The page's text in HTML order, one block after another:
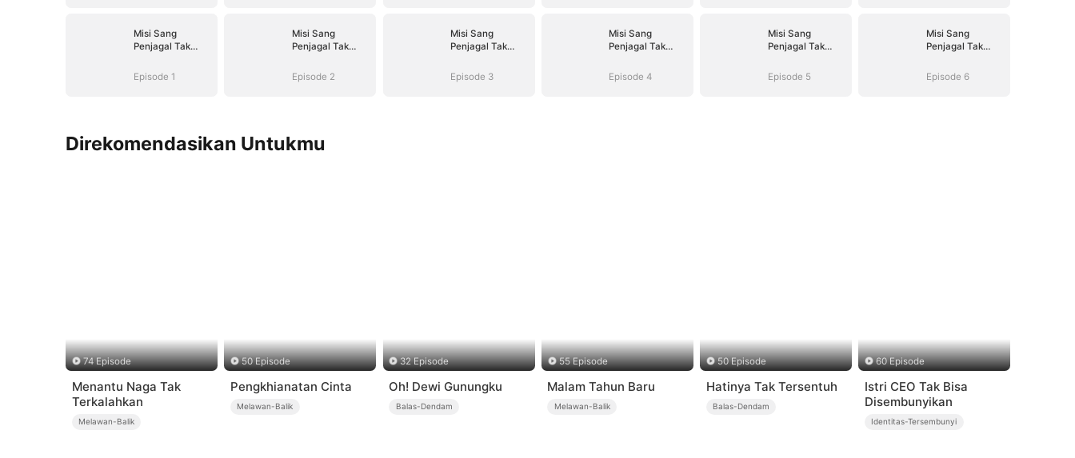
Misi Sang
Penjagal Tak
Episode 1
Misi Sang
Penjagal Tak
Episode 2
Misi Sang
Penjagal Tak
Episode 3
Misi Sang
Penjagal Tak
Episode 4
Misi Sang
Penjagal Tak
Episode 5
Misi Sang
Penjagal Tak
Episode 6
Direkomendasikan Untukmu
74 Episode
Menantu Naga Tak
Terkalahkan
Melawan-Balik
50 Episode
Pengkhianatan Cinta
Melawan-Balik
32 Episode
Oh! Dewi Gunungku
Balas-Dendam
55 Episode
Malam Tahun Baru
Melawan-Balik
50 Episode
Hatinya Tak Tersentuh
Balas-Dendam
60 Episode
Istri CEO Tak Bisa
Disembunyikan
Identitas-Tersembunyi